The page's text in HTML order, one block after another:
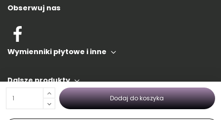
Dodaj do koszyka
Obserwuj nas
Wymienniki płytowe i inne
Dalsze produkty
Informacje PL